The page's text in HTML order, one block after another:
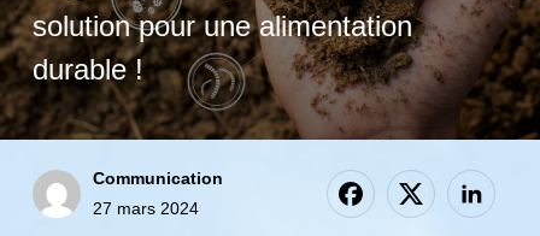
solution pour une alimentation
durable !
Communication
27 mars 2024